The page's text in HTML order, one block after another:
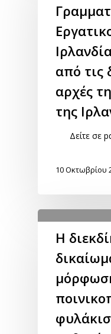
από τις
αρχές
της
Δείτε σε
10 Οκτωβρίου
Η